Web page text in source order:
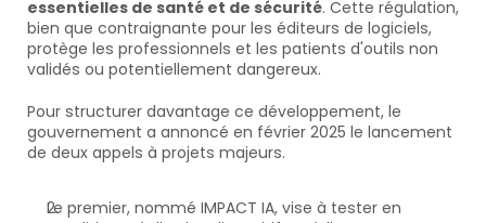
essentielles de santé et de sécurité. Cette régulation,
bien que contraignante pour les éditeurs de logiciels,
protège les professionnels et les patients d'outils non
validés ou potentiellement dangereux.
Pour structurer davantage ce développement, le
gouvernement a annoncé en février 2025 le lancement
de deux appels à projets majeurs.
Le premier, nommé IMPACT IA, vise à tester en